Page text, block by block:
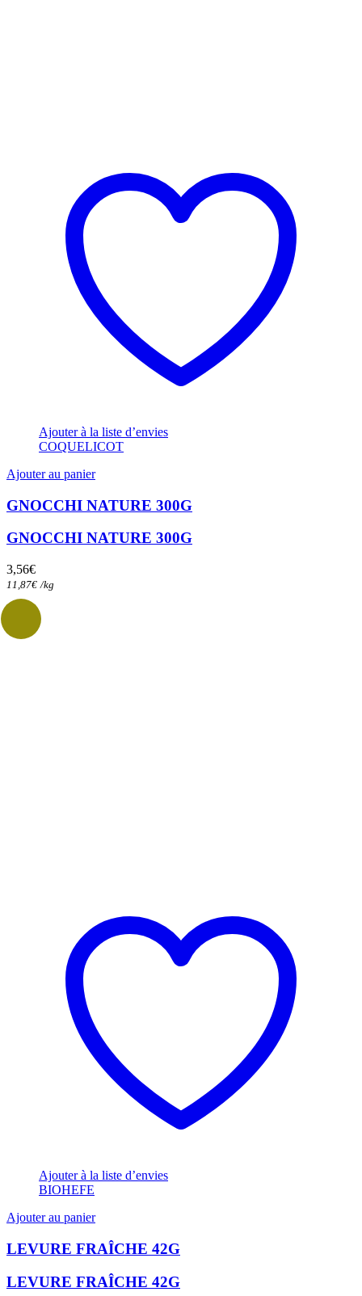
Ajouter à la liste d’envies
COQUELICOT
Ajouter au panier
GNOCCHI NATURE 300G
GNOCCHI NATURE 300G
3,56€
11,87€ /kg
Ajouter à la liste d’envies
BIOHEFE
Ajouter au panier
LEVURE FRAÎCHE 42G
LEVURE FRAÎCHE 42G